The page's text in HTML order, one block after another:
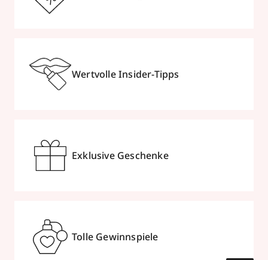
Wertvolle Insider-Tipps
Exklusive Geschenke
Tolle Gewinnspiele